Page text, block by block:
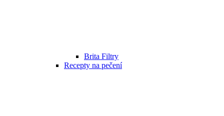
Brita Filtry
Recepty na pečení